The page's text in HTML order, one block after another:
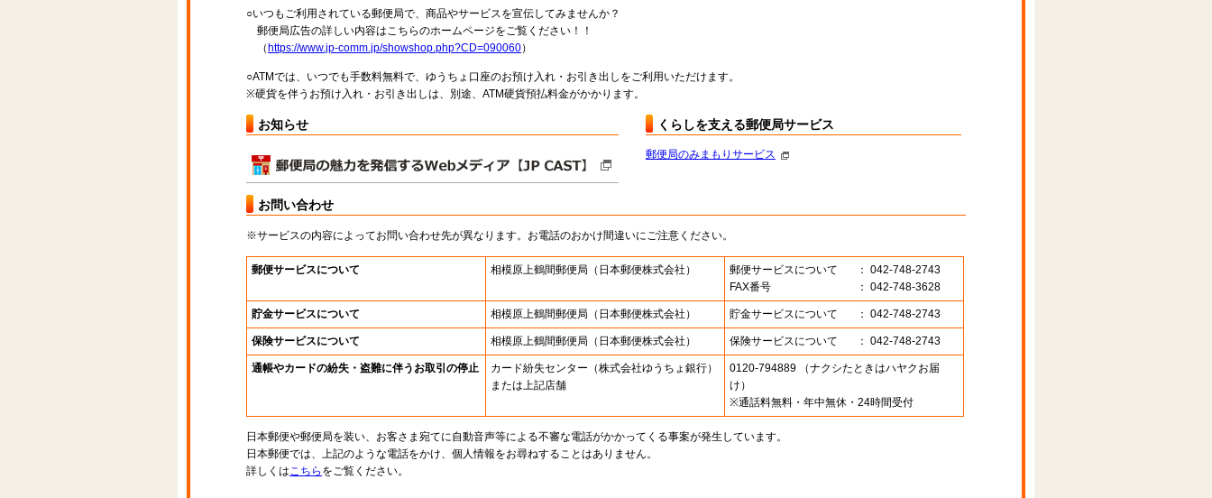
○いつもご利用されている郵便局で、商品やサービスを宣伝してみませんか？
郵便局広告の詳しい内容はこちらのホームページをご覧ください！！
（ https://www.jp-comm.jp/showshop.php?CD=090060）
○ATMでは、いつでも手数料無料で、ゆうちょ口座のお預け入れ・お引き出しをご利用いただけます。
※硬貨を伴うお預け入れ・お引き出しは、別途、ATM硬貨預払料金がかかります。
お知らせ くらしを支える郵便局サービス
郵便局のみまもりサービス
お問い合わせ
※サービスの内容によってお問い合わせ先が異なります。お電話のおかけ間違いにご注意ください。
郵便サービスについて 相模原上鶴間郵便局 （日本郵便株式会社） 郵便サービスについて
： 042-748-2743
FAX番号
： 042-748-3628
貯金サービスについて 相模原上鶴間郵便局 （日本郵便株式会社） 貯金サービスについて ： 042-748-2743
保険サービスについて 相模原上鶴間郵便局 （日本郵便株式会社） 保険サービスについて ： 042-748-2743
通帳やカードの紛失・盗難に伴うお取引の停止 カード紛失センター （株式会社ゆうちょ銀行）
または上記店舗
0120-794889 （ナクシたときはハヤクお届
け）
※通話料無料・年中無休・24時間受付
日本郵便や郵便局を装い、お客さま宛てに自動音声等による不審な電話がかかってくる事案が発生しています。
日本郵便では、上記のような電話をかけ、個人情報をお尋ねすることはありません。
詳しくはこちら をご覧ください。